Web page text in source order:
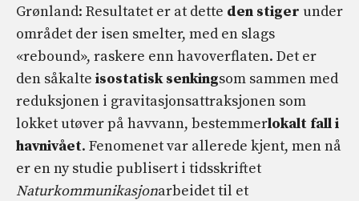
Grønland: Resultatet er at dette den stiger under
området der isen smelter, med en slags
«rebound», raskere enn havoverflaten. Det er
den såkalte isostatisk senkingsom sammen med
reduksjonen i gravitasjonsattraksjonen som
lokket utøver på havvann, bestemmerlokalt fall i
havnivået. Fenomenet var allerede kjent, men nå
er en ny studie publisert i tidsskriftet
Naturkommunikasjonarbeidet til et